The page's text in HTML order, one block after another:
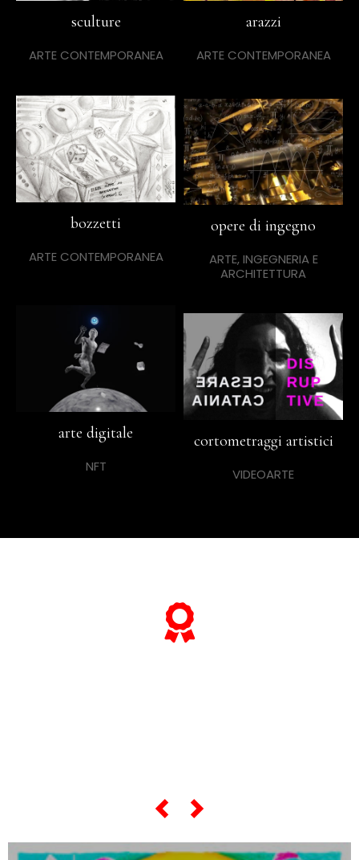
sculture
ARTE CONTEMPORANEA
arazzi
ARTE CONTEMPORANEA
bozzetti
ARTE CONTEMPORANEA
opere di ingegno
ARTE, INGEGNERIA E
ARCHITETTURA
arte digitale
NFT
cortometraggi artistici
VIDEOARTE